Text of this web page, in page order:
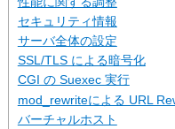
セキュリティ情報
サーバ全体の設定
SSL/TLS による暗号化
CGI の Suexec 実行
mod_rewriteによる URL
バーチャルホスト